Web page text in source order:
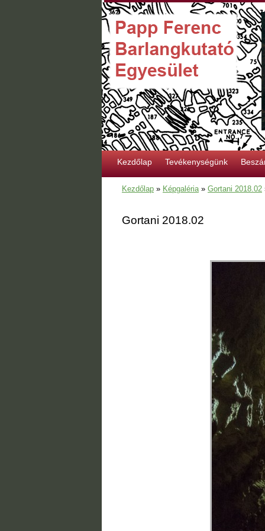
Kezdőlap Tevékenységünk
Kezdőlap » Képgaléria» Gortani 2018.02
Gortani 2018.02